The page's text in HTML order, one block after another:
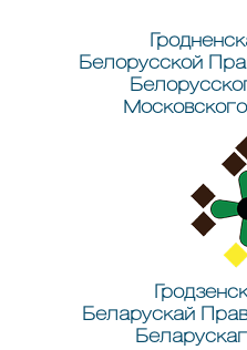
Белорусской
Беларускай